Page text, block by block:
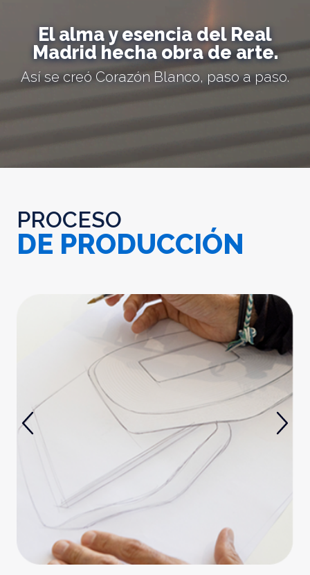
El alma y esencia del Real
Madrid hecha obra de arte.
Así se creó Corazón Blanco, paso a paso.
PROCESO
DE PRODUCCIÓN